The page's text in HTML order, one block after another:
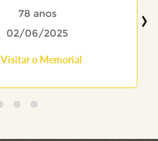
78 anos
02/06/2025
Visitar o Memorial
›